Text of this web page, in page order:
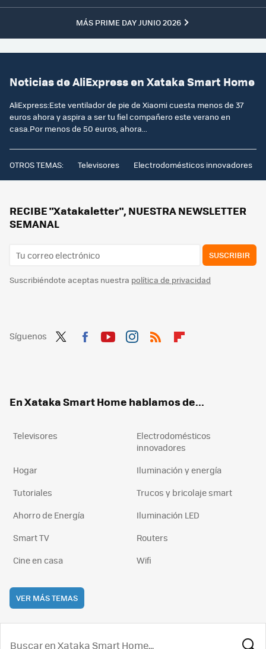
MÁS PRIME DAY JUNIO 2026
Noticias de AliExpress en Xataka Smart Home
AliExpress:Este ventilador de pie de Xiaomi cuesta menos de 37
euros ahora y aspira a ser tu fiel compañero este verano en
casa.Por menos de 50 euros, ahora...
OTROS TEMAS: Televisores Electrodomésticos innovadores
RECIBE "Xatakaletter", NUESTRA NEWSLETTER
SEMANAL
SUSCRIBIR
Suscribiéndote aceptas nuestra política de privacidad
Síguenos
En Xataka Smart Home hablamos de...
Televisores
Electrodomésticos
innovadores
Hogar
Iluminación y energía
Tutoriales
Trucos y bricolaje smart
Ahorro de Energía
Iluminación LED
Smart TV
Routers
Cine en casa
Wifi
VER MÁS TEMAS